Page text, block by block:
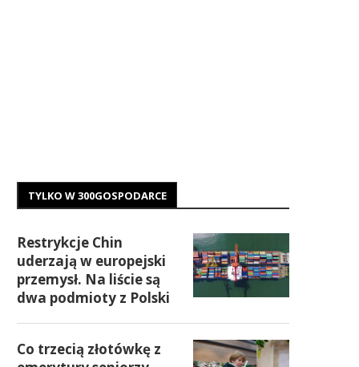
TYLKO W 300GOSPODARCE
Restrykcje Chin
uderzają w europejski
przemysł. Na liście są
dwa podmioty z Polski
Co trzecią złotówkę z